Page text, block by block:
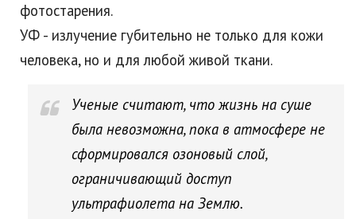
фотостарения.
УФ - излучение губительно не только для кожи
человека, но и для любой живой ткани.
Ученые считают, что жизнь на суше
была невозможна, пока в атмосфере не
сформировался озоновый слой,
ограничивающий доступ
ультрафиолета на Землю.